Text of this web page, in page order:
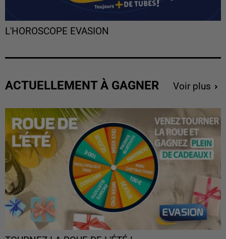
L'HOROSCOPE EVASION
ACTUELLEMENT À GAGNER Voir plus